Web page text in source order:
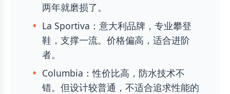
两年就磨损了。
La Sportiva：意大利品牌，专业攀登
鞋，支撑一流。价格偏高，适合进阶
者。
Columbia：性价比高，防水技术不
错。但设计较普通，不适合追求性能的